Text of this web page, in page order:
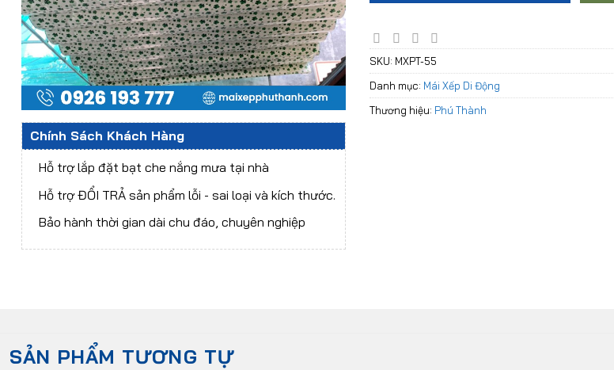
Chính Sách Khách Hàng
Hỗ trợ lắp đặt bạt che nắng mưa tại nhà
Hỗ trợ ĐỔI TRẢ sản phẩm lỗi - sai loại và kích thước.
Bảo hành thời gian dài chu đáo, chuyên nghiệp
SKU: MXPT-55
Danh mục: Mái Xếp Di Động
Thương hiệu: Phú Thành
SẢN PHẨM TƯƠNG TỰ